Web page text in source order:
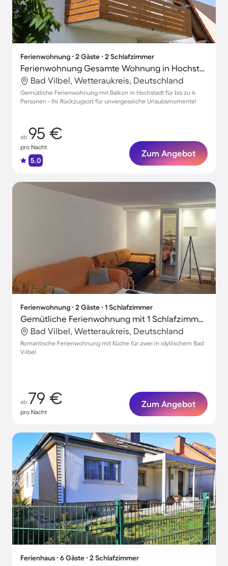
Ferienwohnung ∙ 2 Gäste ∙ 2 Schlafzimmer
Ferienwohnung Gesamte Wohnung in Hochstadt
Bad Vilbel, Wetteraukreis, Deutschland
Gemütliche Ferienwohnung mit Balkon in Hochstadt für bis zu 4
Personen - Ihr Rückzugsort für unvergessliche Urlaubsmomente!
ab 95 €
pro Nacht
5.0
Zum Angebot
Ferienwohnung ∙ 2 Gäste ∙ 1 Schlafzimmer
Gemütliche Ferienwohnung mit 1 Schlafzimmer für 2 Personen
Bad Vilbel, Wetteraukreis, Deutschland
Romantische Ferienwohnung mit Küche für zwei in idyllischem Bad
Vilbel
ab 79 €
pro Nacht
Zum Angebot
Ferienhaus ∙ 6 Gäste ∙ 2 Schlafzimmer